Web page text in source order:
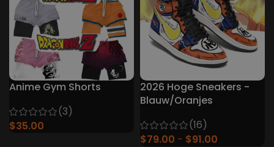
Anime Gym Shorts
(3)
$35.00
2026 Hoge Sneakers -
Blauw/Oranjes
(16)
$79.00 $91.00